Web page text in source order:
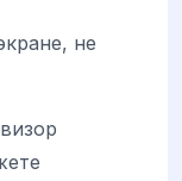
не